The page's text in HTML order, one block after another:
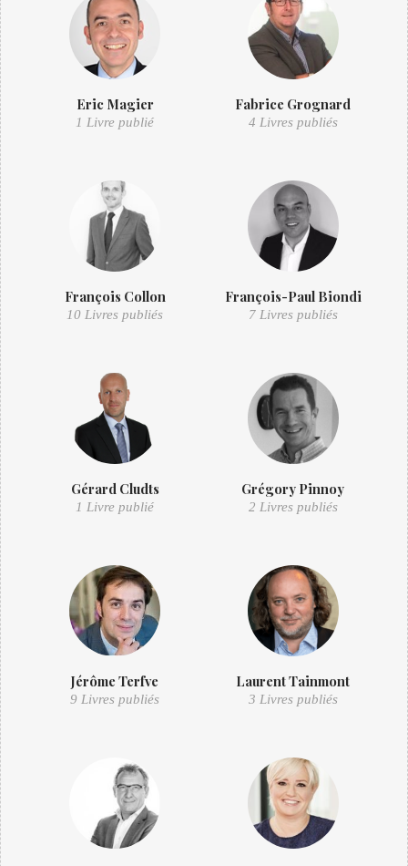
Eric Magier
1 Livre publié
Fabrice Grognard
4 Livres publiés
François Collon
10 Livres publiés
François-Paul Biondi
7 Livres publiés
Gérard Cludts
1 Livre publié
Grégory Pinnoy
2 Livres publiés
Jérôme Terfve
9 Livres publiés
Laurent Tainmont
3 Livres publiés